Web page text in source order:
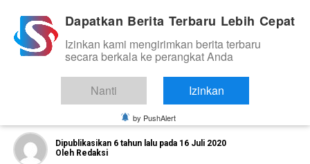
NEWS
Pangdam Hasanuddin Bersama
Forkopimda Sulsel Kunjungi Lokasi
Banjir Bandang di Lutra
Dipublikasikan 6 tahun lalu pada 16 Juli 2020
Oleh Redaksi
Dapatkan Berita Terbaru Lebih Cepat
Izinkan kami mengirimkan berita terbaru
secara berkala ke perangkat Anda
Nanti Izinkan
by PushAlert